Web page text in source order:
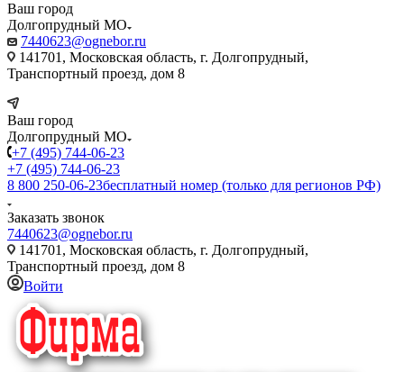
Ваш город
Долгопрудный МО
7440623@ognebor.ru
141701, Московская область, г. Долгопрудный,
Транспортный проезд, дом 8
Ваш город
Долгопрудный МО
+7 (495) 744-06-23
+7 (495) 744-06-23
8 800 250-06-23бесплатный номер (только для регионов РФ)
Заказать звонок
7440623@ognebor.ru
141701, Московская область, г. Долгопрудный,
Транспортный проезд, дом 8
Войти